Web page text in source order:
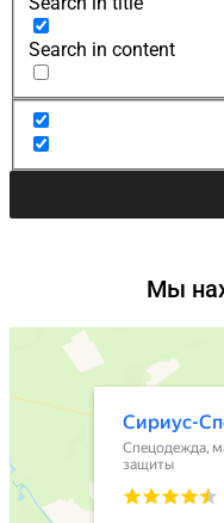
Search in content
Мы